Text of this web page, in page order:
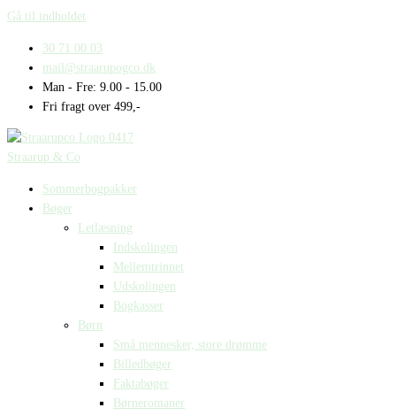
Gå til indholdet
30 71 00 03
mail@straarupogco.dk
Man - Fre: 9.00 - 15.00
Fri fragt over 499,-
Straarup & Co
Sommerbogpakker
Bøger
Letlæsning
Indskolingen
Mellemtrinnet
Udskolingen
Bogkasser
Børn
Små mennesker, store drømme
Billedbøger
Faktabøger
Børneromaner